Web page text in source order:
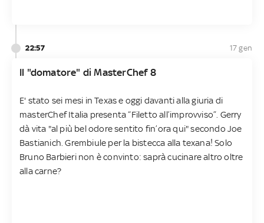
22:57 17 gen
Il "domatore" di MasterChef 8
E' stato sei mesi in Texas e oggi davanti alla giuria di
masterChef Italia presenta “Filetto all’improvviso”. Gerry
dà vita "al più bel odore sentito fin’ora qui" secondo Joe
Bastianich. Grembiule per la bistecca alla texana! Solo
Bruno Barbieri non è convinto: saprà cucinare altro oltre
alla carne?